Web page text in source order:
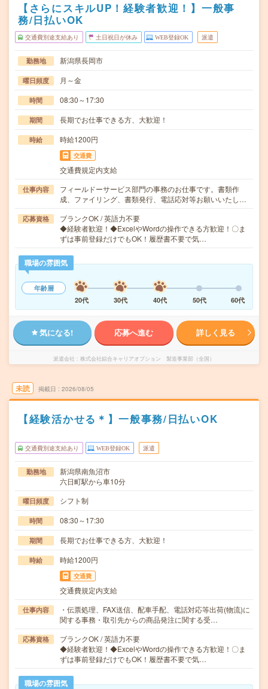
【さらにスキルUP！経験者歓迎！】一般事
務/日払いOK
交通費別途支給あり 土日祝日が休み WEB登録OK 派遣
勤務地 新潟県長岡市
曜日頻度 月～金
時間 08:30～17:30
期間 長期でお仕事できる方、大歓迎！
時給 時給1200円
交通費
交通費規定内支給
仕事内容
フィールドーサービス部門の事務のお仕事です。書類作
成、ファイリング、書類発行、電話応対等お願いいたし…
応募資格
ブランクOK / 英語力不要
◆経験者歓迎！◆ExcelやWordの操作できる方歓迎！〇ま
ずは事前登録だけでもOK！履歴書不要で気…
職場の雰囲気
年齢層
20代
30代 40代 50代 60代
気になる! 応募へ進む 詳しく見る
派遣会社 株式会社綜合キャリアオプション 製造事業部（全国）
未読 掲載日 2026/08/05
【経験活かせる＊】一般事務/日払いOK
交通費別途支給あり WEB登録OK 派遣
勤務地
新潟県南魚沼市
六日町駅から車10分
曜日頻度 シフト制
時間 08:30～17:30
期間 長期でお仕事できる方、大歓迎！
時給 時給1200円
交通費
交通費規定内支給
仕事内容
・伝票処理、FAX送信、配車手配、電話対応等出荷(物流)に
関する事務・取引先からの商品発注に関する受…
応募資格
ブランクOK / 英語力不要
◆経験者歓迎！◆ExcelやWordの操作できる方歓迎！〇ま
ずは事前登録だけでもOK！履歴書不要で気…
職場の雰囲気